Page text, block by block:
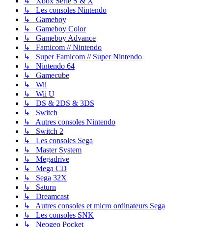
↳ Les consoles Nintendo
↳ Gameboy
↳ Gameboy Color
↳ Gameboy Advance
↳ Famicom // Nintendo
↳ Super Famicom // Super Nintendo
↳ Nintendo 64
↳ Gamecube
↳ Wii
↳ Wii U
↳ DS & 2DS & 3DS
↳ Switch
↳ Autres consoles Nintendo
↳ Switch 2
↳ Les consoles Sega
↳ Master System
↳ Megadrive
↳ Mega CD
↳ Sega 32X
↳ Saturn
↳ Dreamcast
↳ Autres consoles et micro ordinateurs Sega
↳ Les consoles SNK
↳ Neogeo Pocket